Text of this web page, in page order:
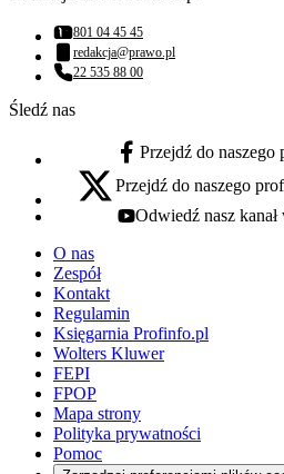
Numer telefonu:
801 04 45 45
Adres email:
redakcja@prawo.pl
Numer telefonu:
22 535 88 00
Śledź nas
facebook - otwiera się w nowej
Przejdź do naszego
x - otwiera się w nowej karcie
Przejdź do naszego
youtube - otwiera się w nowej
Odwiedź nasz
O nas
Zespół
Kontakt
Regulamin
Księgarnia Profinfo.pl
Wolters Kluwer
FEPI
FPOP
Mapa strony
Polityka prywatności
Pomoc